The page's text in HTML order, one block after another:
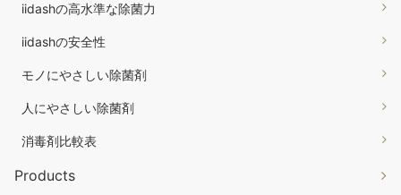
iidashの高水準な除菌力
iidashの安全性
モノにやさしい除菌剤
人にやさしい除菌剤
消毒剤比較表
Products